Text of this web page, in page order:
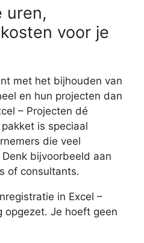
uren,
voor je
met het bijhouden van
en hun projecten dan
– Projecten dé
is speciaal
die veel
bijvoorbeeld aan
of consultants.
in Excel –
opgezet. Je hoeft geen